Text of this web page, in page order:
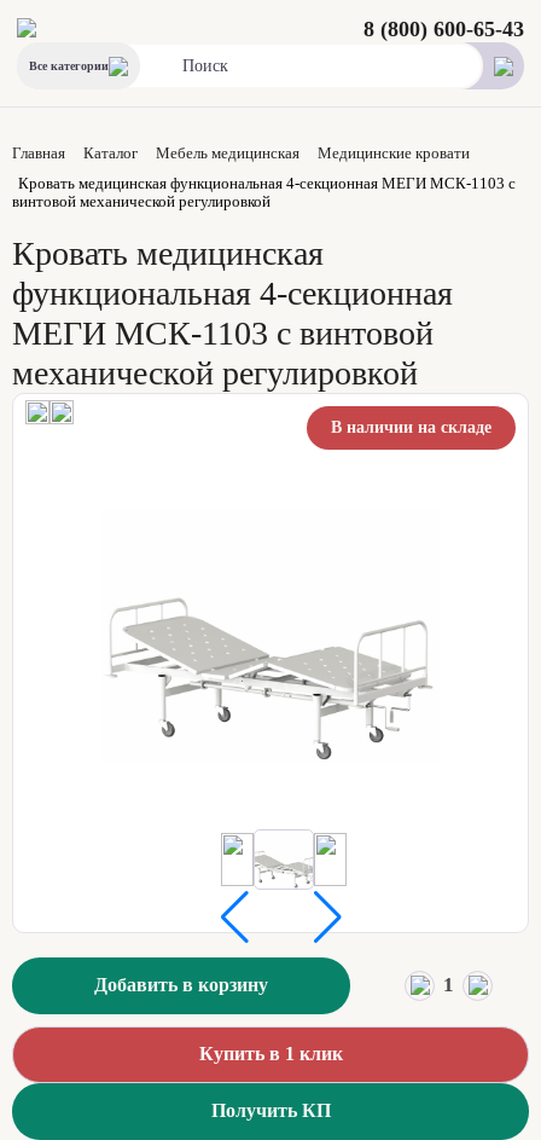
Все категории
8 (800) 600-65-43
Главная Каталог Мебель медицинская
Медицинские кровати
Кровать медицинская функциональная 4-секционная МЕГИ МСК-1103 с
винтовой механической регулировкой
Кровать медицинская
функциональная 4-секционная
МЕГИ МСК-1103 с винтовой
механической регулировкой
В наличии на складе
Добавить в корзину 1
Купить в 1 клик
Получить КП